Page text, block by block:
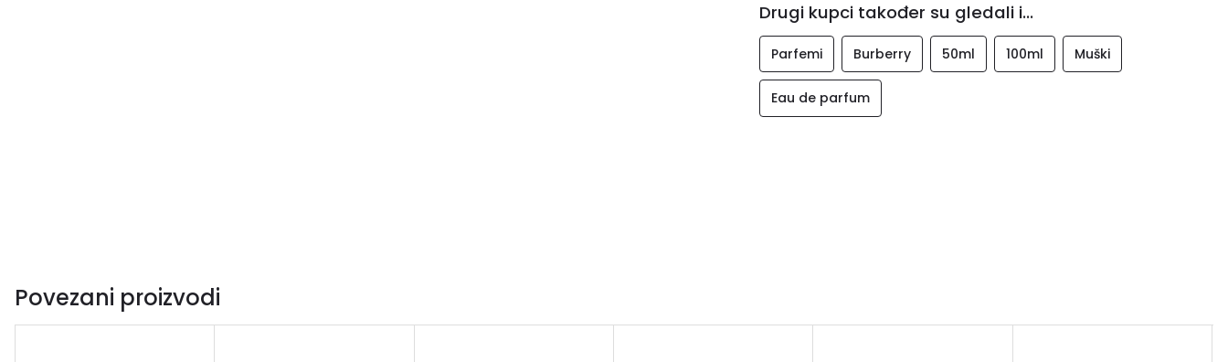
Drugi kupci također su gledali i...
Parfemi Burberry 50ml 100ml Muški
Eau de parfum
Povezani proizvodi